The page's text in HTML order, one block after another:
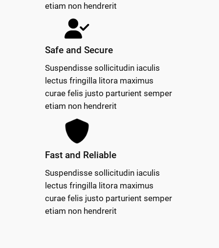
etiam non hendrerit
Safe and Secure
Suspendisse sollicitudin iaculis
lectus fringilla litora maximus
curae felis justo parturient semper
etiam non hendrerit
Fast and Reliable
Suspendisse sollicitudin iaculis
lectus fringilla litora maximus
curae felis justo parturient semper
etiam non hendrerit